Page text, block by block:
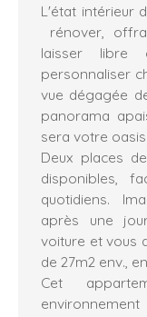
L'état intérieur
rénover,
laisser libre
personnaliser
vue dégagée
panorama
sera votre
Deux places
disponibles,
quotidiens.
après une
voiture et vous
de 27m2 env.,
Cet